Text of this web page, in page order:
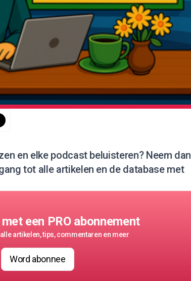
en elke podcast beluisteren? Neem dan
tot alle artikelen en de database met
een PRO abonnement
artikelen, tips, commentaren en meer
Word abonnee